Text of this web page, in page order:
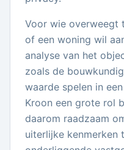
Voor wie overweegt
of een woning wil
analyse van het
zoals de
waarde spelen in
Kroon een grote rol
daarom raadzaam
uiterlijke kenmerken